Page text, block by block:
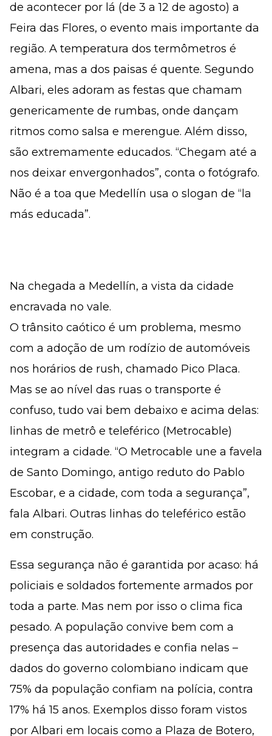
de acontecer por lá (de 3 a 12 de agosto) a
Feira das Flores, o evento mais importante da
região. A temperatura dos termômetros é
amena, mas a dos paisas é quente. Segundo
Albari, eles adoram as festas que chamam
genericamente de rumbas, onde dançam
ritmos como salsa e merengue. Além disso,
são extremamente educados. “Chegam até a
nos deixar envergonhados”, conta o fotógrafo.
Não é a toa que Medellín usa o slogan de “la
más educada”.
Na chegada a Medellín, a vista da cidade
encravada no vale.
O trânsito caótico é um problema, mesmo
com a adoção de um rodízio de automóveis
nos horários de rush, chamado Pico Placa.
Mas se ao nível das ruas o transporte é
confuso, tudo vai bem debaixo e acima delas:
linhas de metrô e teleférico (Metrocable)
integram a cidade. “O Metrocable une a favela
de Santo Domingo, antigo reduto do Pablo
Escobar, e a cidade, com toda a segurança”,
fala Albari. Outras linhas do teleférico estão
em construção.
Essa segurança não é garantida por acaso: há
policiais e soldados fortemente armados por
toda a parte. Mas nem por isso o clima fica
pesado. A população convive bem com a
presença das autoridades e confia nelas –
dados do governo colombiano indicam que
75% da população confiam na polícia, contra
17% há 15 anos. Exemplos disso foram vistos
por Albari em locais como a Plaza de Botero,